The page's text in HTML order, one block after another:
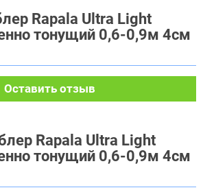
Rapala Ultra Light
тонущий 0,6-0,9м 4см
Оставить отзыв
Rapala Ultra Light
тонущий 0,6-0,9м 4см